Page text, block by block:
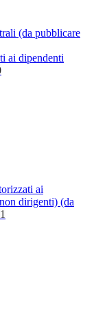
(da pubblicare
ai dipendenti
ai
dirigenti) (da